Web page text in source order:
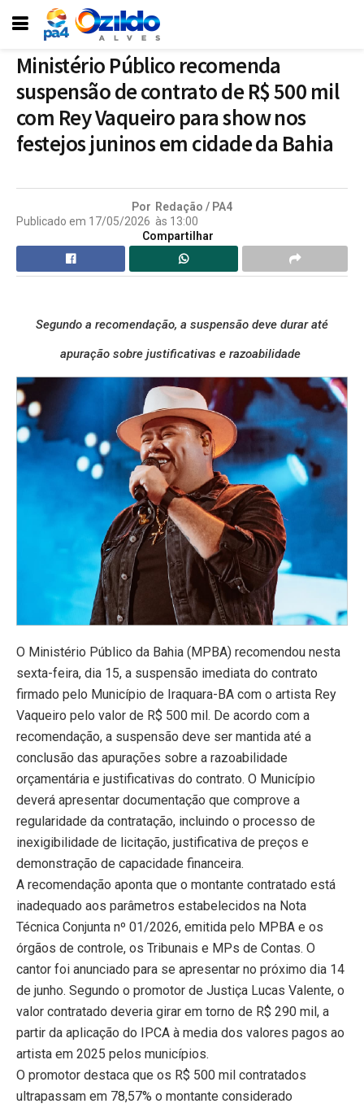
Ministério Público recomenda
suspensão de contrato de R$ 500 mil
com Rey Vaqueiro para show nos
festejos juninos em cidade da Bahia
Por Redação / PA4
Publicado em 17/05/2026 às 13:00
Compartilhar
Segundo a recomendação, a suspensão deve durar até
apuração sobre justificativas e razoabilidade
O Ministério Público da Bahia (MPBA) recomendou nesta
sexta-feira, dia 15, a suspensão imediata do contrato
firmado pelo Município de Iraquara-BA com o artista Rey
Vaqueiro pelo valor de R$ 500 mil. De acordo com a
recomendação, a suspensão deve ser mantida até a
conclusão das apurações sobre a razoabilidade
orçamentária e justificativas do contrato. O Município
deverá apresentar documentação que comprove a
regularidade da contratação, incluindo o processo de
inexigibilidade de licitação, justificativa de preços e
demonstração de capacidade financeira.
A recomendação aponta que o montante contratado está
inadequado aos parâmetros estabelecidos na Nota
Técnica Conjunta nº 01/2026, emitida pelo MPBA e os
órgãos de controle, os Tribunais e MPs de Contas. O
cantor foi anunciado para se apresentar no próximo dia 14
de junho. Segundo o promotor de Justiça Lucas Valente, o
valor contratado deveria girar em torno de R$ 290 mil, a
partir da aplicação do IPCA à media dos valores pagos ao
artista em 2025 pelos municípios.
O promotor destaca que os R$ 500 mil contratados
ultrapassam em 78,57% o montante considerado